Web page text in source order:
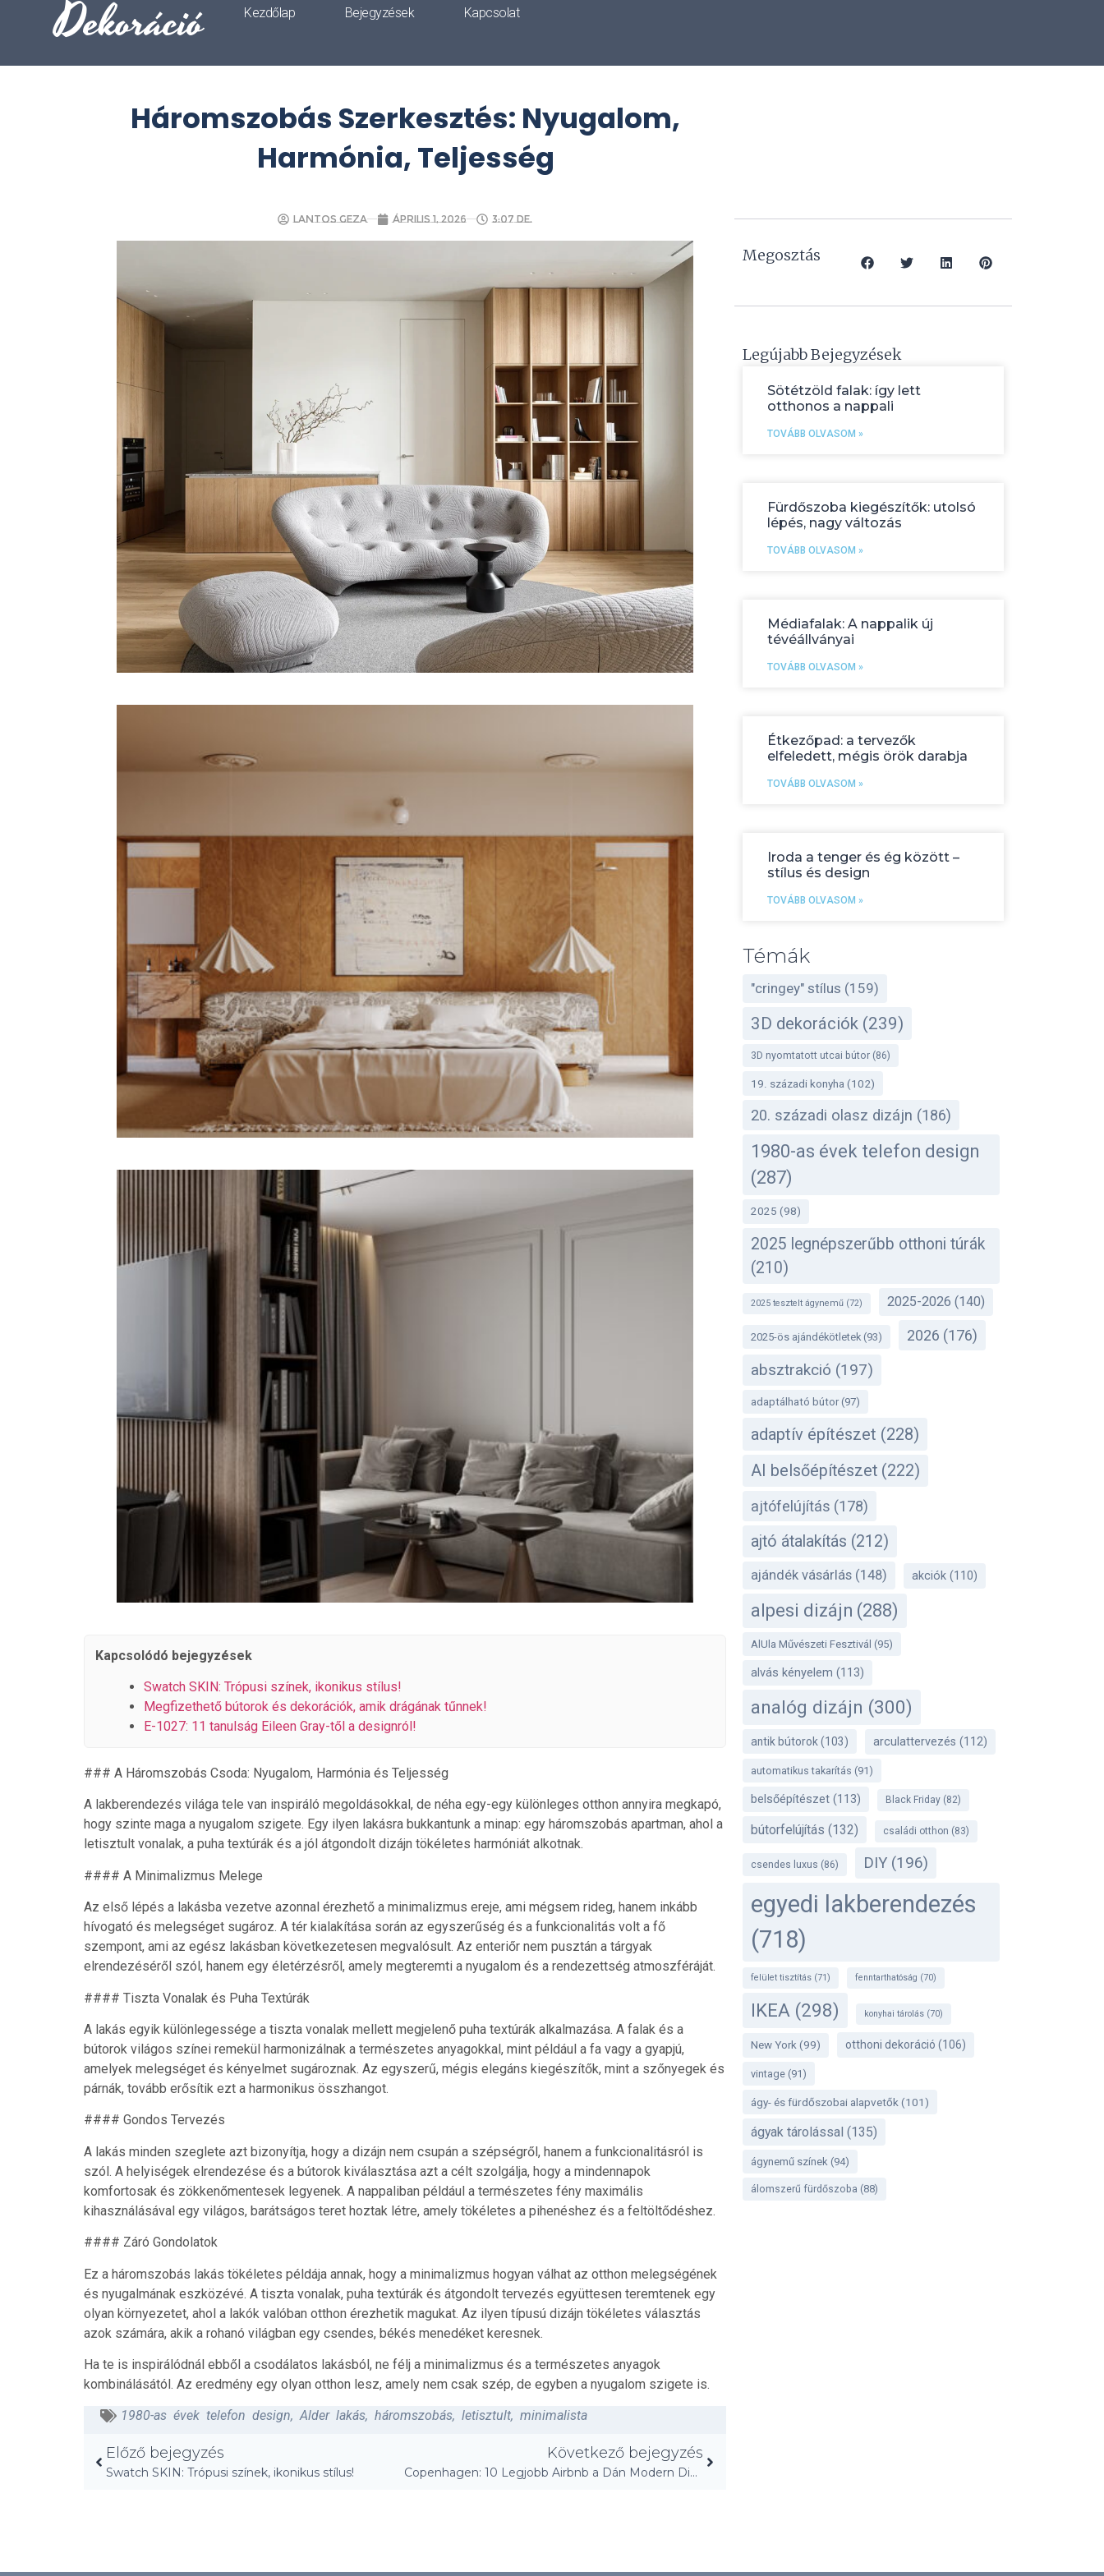
Dekoráció Kezdőlap Bejegyzések Kapcsolat
Háromszobás Szerkesztés: Nyugalom,
Harmónia, Teljesség
Lantos Geza április 1, 2026 3:07 de.
Kapcsolódó bejegyzések
Swatch SKIN: Trópusi színek, ikonikus stílus!
Megfizethető bútorok és dekorációk, amik drágának tűnnek!
E-1027: 11 tanulság Eileen Gray-től a designról!
### A Háromszobás Csoda: Nyugalom, Harmónia és Teljesség
A lakberendezés világa tele van inspiráló megoldásokkal, de néha egy-egy különleges otthon annyira megkapó,
hogy szinte maga a nyugalom szigete. Egy ilyen lakásra bukkantunk a minap: egy háromszobás apartman, ahol a
letisztult vonalak, a puha textúrák és a jól átgondolt dizájn tökéletes harmóniát alkotnak.
#### A Minimalizmus Melege
Az első lépés a lakásba vezetve azonnal érezhető a minimalizmus ereje, ami mégsem rideg, hanem inkább
hívogató és melegséget sugároz. A tér kialakítása során az egyszerűség és a funkcionalitás volt a fő
szempont, ami az egész lakásban következetesen megvalósult. Az enteriőr nem pusztán a tárgyak
elrendezéséről szól, hanem egy életérzésről, amely megteremti a nyugalom és a rendezettség atmoszféráját.
#### Tiszta Vonalak és Puha Textúrák
A lakás egyik különlegessége a tiszta vonalak mellett megjelenő puha textúrák alkalmazása. A falak és a
bútorok világos színei remekül harmonizálnak a természetes anyagokkal, mint például a fa vagy a gyapjú,
amelyek melegséget és kényelmet sugároznak. Az egyszerű, mégis elegáns kiegészítők, mint a szőnyegek és
párnák, tovább erősítik ezt a harmonikus összhangot.
#### Gondos Tervezés
A lakás minden szeglete azt bizonyítja, hogy a dizájn nem csupán a szépségről, hanem a funkcionalitásról is
szól. A helyiségek elrendezése és a bútorok kiválasztása azt a célt szolgálja, hogy a mindennapok
komfortosak és zökkenőmentesek legyenek. A nappaliban például a természetes fény maximális
kihasználásával egy világos, barátságos teret hoztak létre, amely tökéletes a pihenéshez és a feltöltődéshez.
#### Záró Gondolatok
Ez a háromszobás lakás tökéletes példája annak, hogy a minimalizmus hogyan válhat az otthon melegségének
és nyugalmának eszközévé. A tiszta vonalak, puha textúrák és átgondolt tervezés együttesen teremtenek egy
olyan környezetet, ahol a lakók valóban otthon érezhetik magukat. Az ilyen típusú dizájn tökéletes választás
azok számára, akik a rohanó világban egy csendes, békés menedéket keresnek.
Ha te is inspirálódnál ebből a csodálatos lakásból, ne félj a minimalizmus és a természetes anyagok
kombinálásától. Az eredmény egy olyan otthon lesz, amely nem csak szép, de egyben a nyugalom szigete is.
1980-as évek telefon design,Alder lakás, háromszobás, letisztult, minimalista
Előző bejegyzés
Swatch SKIN: Trópusi színek, ikonikus stílus!
Következő bejegyzés
Copenhagen: 10 Legjobb Airbnb a Dán Modern Dizájnért!
Megosztás
Legújabb Bejegyzések
Sötétzöld falak: így lett
otthonos a nappali
TOVÁBB OLVASOM »
Fürdőszoba kiegészítők: utolsó
lépés, nagy változás
TOVÁBB OLVASOM »
Médiafalak: A nappalik új
tévéállványai
TOVÁBB OLVASOM »
Étkezőpad: a tervezők
elfeledett, mégis örök darabja
TOVÁBB OLVASOM »
Iroda a tenger és ég között –
stílus és design
TOVÁBB OLVASOM »
Témák
"cringey" stílus (159)
3D dekorációk(239)
3D nyomtatott utcai bútor(86)
19. századi konyha (102)
20. századi olasz dizájn (186)
1980-as évek telefon design
(287)
2025 (98)
2025 legnépszerűbb otthoni túrák
(210)
2025 tesztelt ágynemű(72) 2025-2026 (140)
2025-ös ajándékötletek(93) 2026 (176)
absztrakció (197)
adaptálható bútor(97)
adaptív építészet (228)
AI belsőépítészet(222)
ajtófelújítás (178)
ajtó átalakítás (212)
ajándék vásárlás(148) akciók(110)
alpesi dizájn (288)
AlUla Művészeti Fesztivál (95)
alvás kényelem (113)
analóg dizájn (300)
antik bútorok (103) arculattervezés (112)
automatikus takarítás (91)
belsőépítészet(113) Black Friday(82)
bútorfelújítás (132) családi otthon (83)
csendes luxus (86) DIY(196)
egyedi lakberendezés
(718)
felület tisztítás(71) fenntarthatóság (70)
IKEA (298) konyhai tárolás(70)
New York(99) otthoni dekoráció (106)
vintage(91)
ágy- és fürdőszobai alapvetők (101)
ágyak tárolással (135)
ágynemű színek(94)
álomszerű fürdőszoba (88)